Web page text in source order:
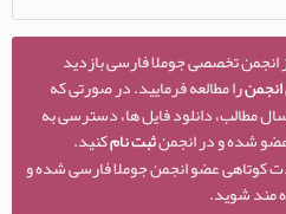
انجمن تخصصی جوملا فارسی بازدید
را مطالعه فرمایید. در صورتی که
مطالب، دانلود فایل ها، دسترسی به
شده و در انجمنثبت نامکنید.
کوتاهی عضو انجمن جوملا فارسی شده و
مند شوید.